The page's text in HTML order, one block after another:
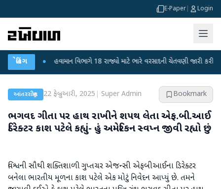
E-Paper Login
બ્રેકિંગ
● હવામાન વિભાગે 18 રાજ્યો માટે ભારે વરસાદની ચેતવણી જારી કરી ●
આંતરરાષ્ટ્રીય 22 ફેબ્રુઆરી, 2025 Super Admin Bookmark
ભગવદ ગીતા પર હાથ રાખીને શપથ લેતા એફ.બી.આઈ
ડિરેક્ટર કાશ પટેલે કહ્યું- હું અમેરિકન સ્વપ્ન જીવી રહ્યો છું
વિશ્વની સૌથી શક્તિશાળી ગુપ્તચર એજન્સી એફબીઆઈના ડિરેક્ટર
બનેલા ભારતીય મૂળના કાશ પટેલે એક મોટું નિવેદન આપ્યું છે. તમને